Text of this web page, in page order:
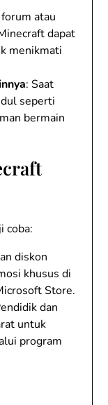
atau
dapat
menikmati
: Saat
seperti
bermain
coba:
diskon
khusus di
Store.
dan
untuk
program